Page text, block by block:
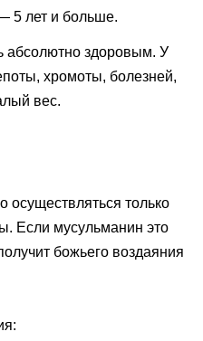
5 лет и больше.
абсолютно здоровым. У
хромоты, болезней,
вес.
осуществляться только
Если мусульманин это
божьего воздаяния